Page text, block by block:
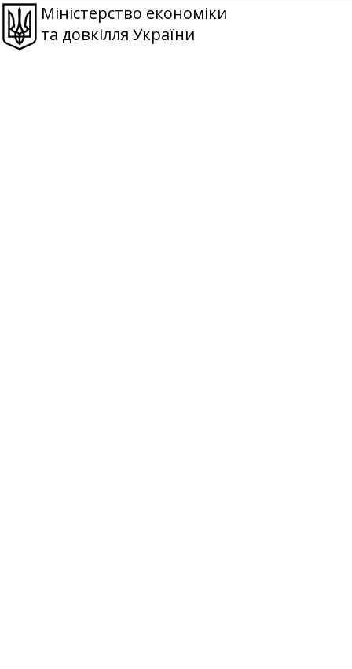
Міністерство економіки
та довкілля України